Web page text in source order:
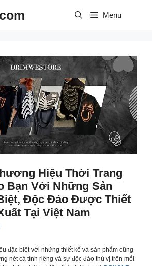
Menu
Hiệu Thời Trang
Bạn Với Những Sản
Độc Đáo Được Thiết
Tại Việt Nam
đặc biệt với những thiết kế và sản phẩm cũng
nét cá tính riêng và sự độc đáo thú vị trên mỗi